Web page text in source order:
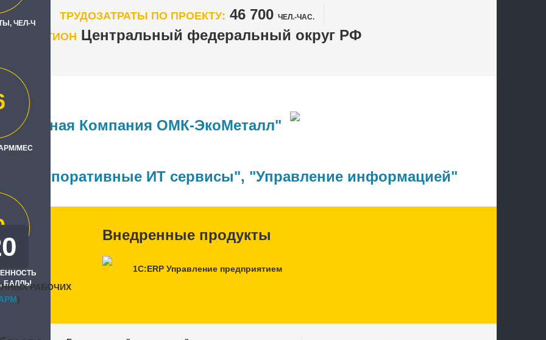
ТРУДОЗАТРАТЫ ПО ПРОЕКТУ: 46 700 ЧЕЛ.-ЧАС.
РЕГИОН Центральный федеральный округ РФ
ЧЕЛ-Ч
МЕС
БАЛЛЫ
Компания ОМК-ЭкоМеталл"
- корпоративные ИТ сервисы", "Управление информацией"
РАБОЧИХ
)
Внедренные продукты
1С:ERP Управление предприятием